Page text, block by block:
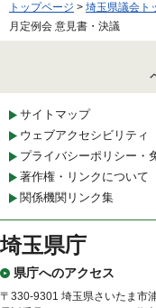
トップページ > 埼玉県議会ト
月定例会 意見書・決議
サイトマップ
ウェブアクセシビリティ
プライバシーポリシー・
著作権・リンクについて
関係機関リンク集
埼玉県庁
県庁へのアクセス
〒330-9301 埼玉県さいたま市